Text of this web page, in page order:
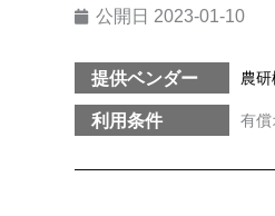
公開日 2023-01-10
提供ベンダー 農
利用条件 有償